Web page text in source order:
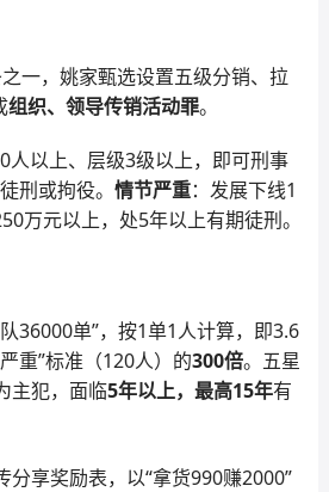
一，姚家甄选设置五级分销、拉
组织、领导传销活动罪。
人以上、层级3级以上，即可刑事
刑或拘役。 情节严重：发展下线1
万元以上，处5年以上有期徒刑。
36000单”，按1单1人计算，即3.6
重”标准（120人）的300倍。五星
主犯，面临5年以上，最高15年有
分享奖励表，以“拿货990赚2000”